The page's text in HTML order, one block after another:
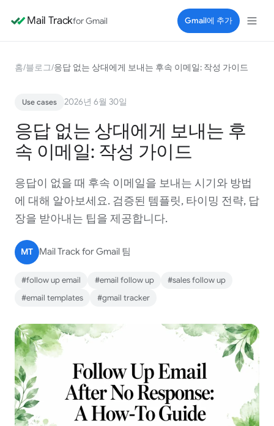
Mail Trackfor Gmail Gmail에 추가
홈/블로그/응답 없는 상대에게 보내는 후속 이메일: 작성 가이드
Use cases 2026년 6월 30일
응답 없는 상대에게 보내는 후
속 이메일: 작성 가이드
응답이 없을 때 후속 이메일을 보내는 시기와 방법
에 대해 알아보세요. 검증된 템플릿, 타이밍 전략, 답
장을 받아내는 팁을 제공합니다.
MT Mail Track for Gmail 팀
#follow up email #email follow up
#sales follow up
#email templates
#gmail tracker